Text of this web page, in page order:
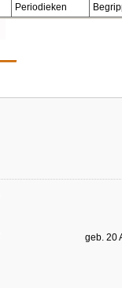
Periodieken
geb. 20